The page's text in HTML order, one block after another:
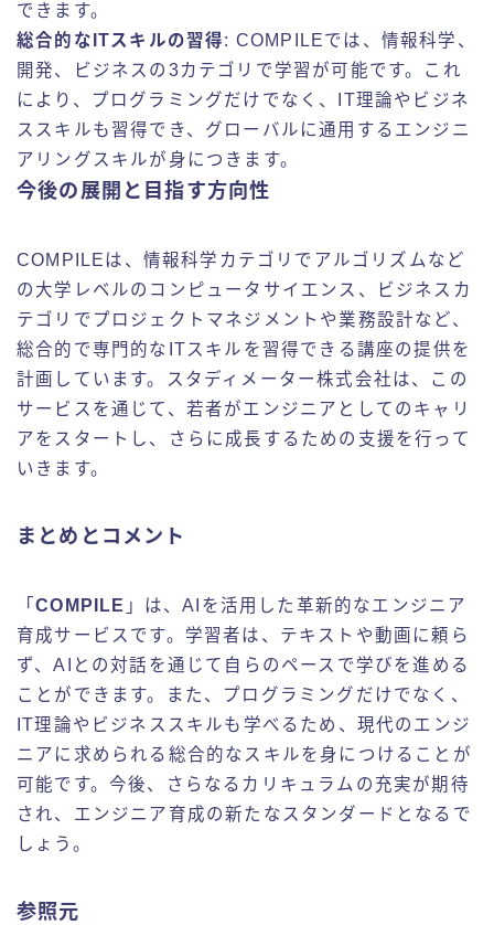
できます。
総合的なITスキルの習得: COMPILEでは、情報科学、
開発、ビジネスの3カテゴリで学習が可能です。これ
により、プログラミングだけでなく、IT理論やビジネ
ススキルも習得でき、グローバルに通用するエンジニ
アリングスキルが身につきます。
今後の展開と目指す方向性
COMPILEは、情報科学カテゴリでアルゴリズムなど
の大学レベルのコンピュータサイエンス、ビジネスカ
テゴリでプロジェクトマネジメントや業務設計など、
総合的で専門的なITスキルを習得できる講座の提供を
計画しています。スタディメーター株式会社は、この
サービスを通じて、若者がエンジニアとしてのキャリ
アをスタートし、さらに成長するための支援を行って
いきます。
まとめとコメント
「COMPILE 」は、AIを活用した革新的なエンジニア
育成サービスです。学習者は、テキストや動画に頼ら
ず、AIとの対話を通じて自らのペースで学びを進める
ことができます。また、プログラミングだけでなく、
IT理論やビジネススキルも学べるため、現代のエンジ
ニアに求められる総合的なスキルを身につけることが
可能です。今後、さらなるカリキュラムの充実が期待
され、エンジニア育成の新たなスタンダードとなるで
しょう。
参照元